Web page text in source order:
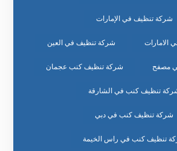
شركة تنظيف في الإمارات
الامارات شركة تنظيف في العين
مصفح شركة تنظيف كنب عجمان
تنظيف كنب في الشارقة
شركة تنظيف كنب في دبي
تنظيف كنب في راس الخيمة